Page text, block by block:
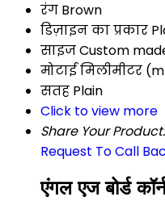
रंग Brown
डिज़ाइन का प्रकार
साइजCustom
मोटाईमिलीमीटर
सतह Plain
Click to view more
Share Your Product:
Request To Call
एंगल एज बोर्ड